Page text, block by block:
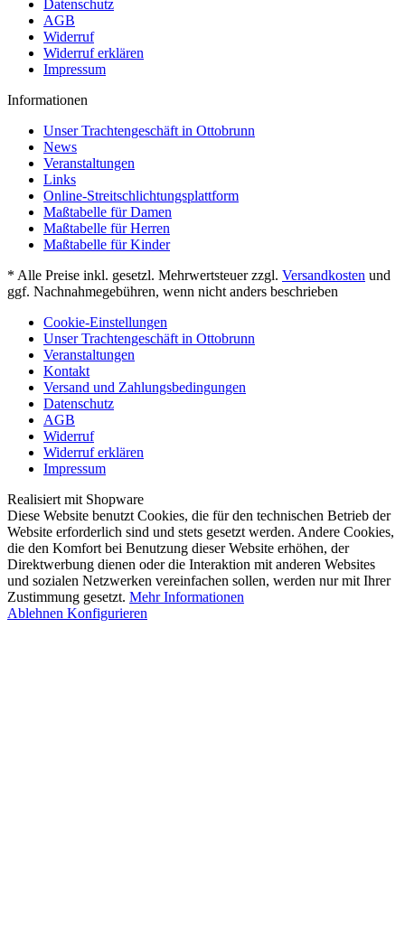
Datenschutz
AGB
Widerruf
Widerruf erklären
Impressum
Informationen
Unser Trachtengeschäft in Ottobrunn
News
Veranstaltungen
Links
Online-Streitschlichtungsplattform
Maßtabelle für Damen
Maßtabelle für Herren
Maßtabelle für Kinder
* Alle Preise inkl. gesetzl. Mehrwertsteuer zzgl. Versandkosten und
ggf. Nachnahmegebühren, wenn nicht anders beschrieben
Cookie-Einstellungen
Unser Trachtengeschäft in Ottobrunn
Veranstaltungen
Kontakt
Versand und Zahlungsbedingungen
Datenschutz
AGB
Widerruf
Widerruf erklären
Impressum
Realisiert mit Shopware
Diese Website benutzt Cookies, die für den technischen Betrieb der
Website erforderlich sind und stets gesetzt werden. Andere Cookies,
die den Komfort bei Benutzung dieser Website erhöhen, der
Direktwerbung dienen oder die Interaktion mit anderen Websites
und sozialen Netzwerken vereinfachen sollen, werden nur mit Ihrer
Zustimmung gesetzt. Mehr Informationen
Ablehnen Konfigurieren